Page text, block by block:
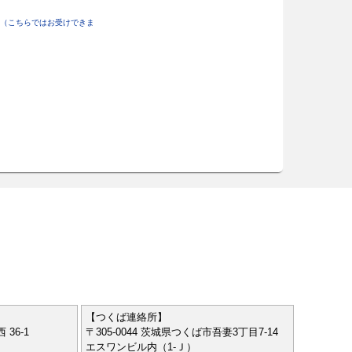
こちらではお受けできま
36-1
【つくば連絡所】
〒305-0044 茨城県つくば市吾妻3丁目7-14
エスワンビル内（1-Ｊ）